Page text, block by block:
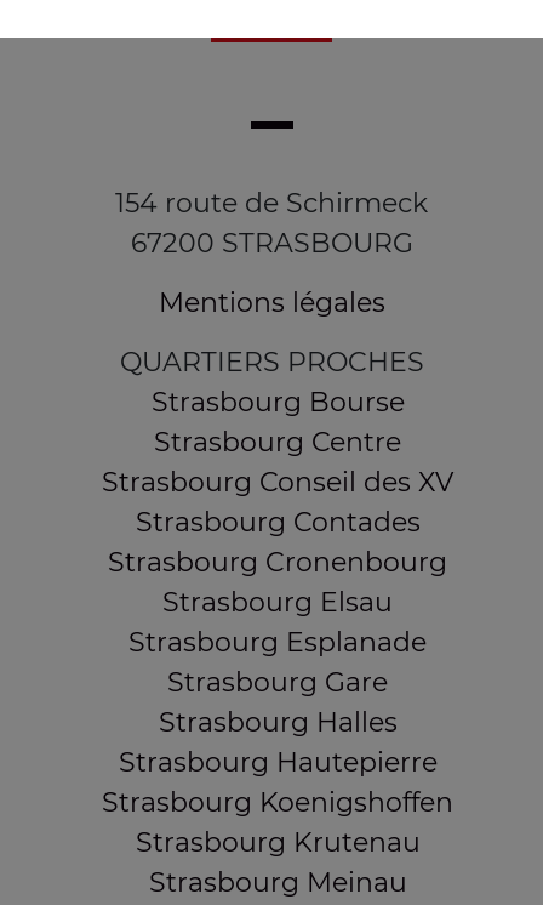
154 route de Schirmeck
67200 STRASBOURG
Mentions légales
QUARTIERS PROCHES
Strasbourg Bourse
Strasbourg Centre
Strasbourg Conseil des XV
Strasbourg Contades
Strasbourg Cronenbourg
Strasbourg Elsau
Strasbourg Esplanade
Strasbourg Gare
Strasbourg Halles
Strasbourg Hautepierre
Strasbourg Koenigshoffen
Strasbourg Krutenau
Strasbourg Meinau